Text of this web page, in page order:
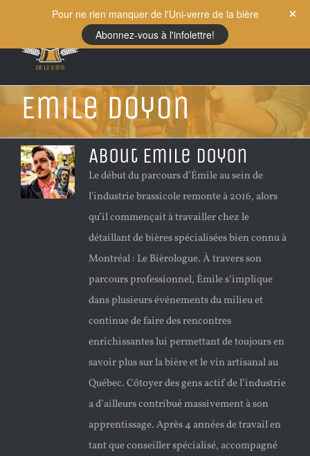
content
Emile Doyon
About Emile Doyon
Le début du parcours d’Émile au sein de
l'industrie brassicole remonte à 2016, alors
qu’il commençait à travailler chez le
détaillant de bières spécialisées bien connu à
Montréal : Le Bièrologue. À travers son
parcours professionnel, Émile s’implique
dans plusieurs événements du milieu et
continue de faire des rencontres
enrichissantes lui permettant de toujours en
savoir plus sur la bière et le vin artisanal au
Québec. Côtoyer des gens actif de l’industrie
a d’ailleurs contribué massivement à son
apprentissage. Après 4 années de travail en
tant que conseiller spécialisé, accompagné
Pour ne rien manquer de l'Uni-verre de la bière
Abonnez-vous à l'infolettre!